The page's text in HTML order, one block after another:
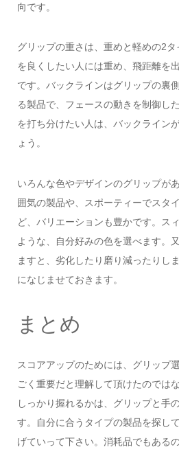
向です。
グリップの重さは、重めと軽めの2
を良くしたい人には重め、飛距離を
です。バックラインはグリップの裏
る製品で、フェースの動きを制御し
を打ち分けたい人は、バックライン
ょう。
いろんな色やデザインのグリップが
囲気の製品や、スポーティーでスタ
ど、バリエーションも豊かです。ス
ような、自分好みの色を選べます。
ますと、劣化したり磨り減ったりし
になじませておきます。
まとめ
スコアアップのためには、グリップ
ごく重要だと理解して頂けたのでは
しっかり握れるかは、グリップと手
す。自分に合うタイプの製品を探し
げていって下さい。消耗品でもある